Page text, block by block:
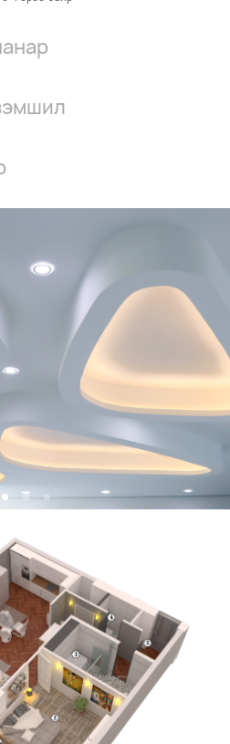
Зуурмаг - 400М марктай
Орос арматур Суурь- 8 баллд
халуун хүйтний өөрчлөлтийг
шилтэй. Цахилгаан тоноглол-
бренд, цахилгаан удирдах
Schneider бренд/ Цахилгаан
болон коридорын гэрэл бүрэн
сек, 800 кг даац бүхий өндөр
орон сууцны архитектур
архитектор ноён Акихиса
юм. Ноён Акихиса Кагэяама нь
бүрдээ зориулж тухайн улс орны
орчин үеийн архитехтур
төлөвлөдгөөрөө онцлогтой
орон сууцны экстерьер
нь Монголын эртний өв соёл
Монгол айлын хойморт байрлах
чулууг төмөр тор, металл
урт хугацаанд бат бөх оршин